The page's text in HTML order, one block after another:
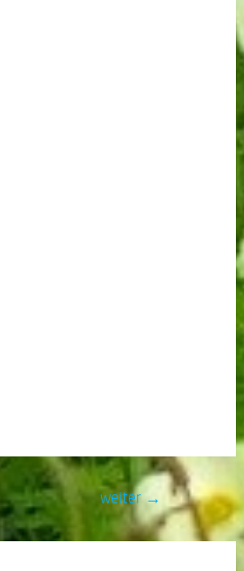
weiter→